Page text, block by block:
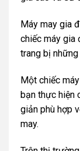
Máy may gia
chiếc máy gia
trang bị
Một chiếc
bạn thực hiện
giản phù hợp
may.